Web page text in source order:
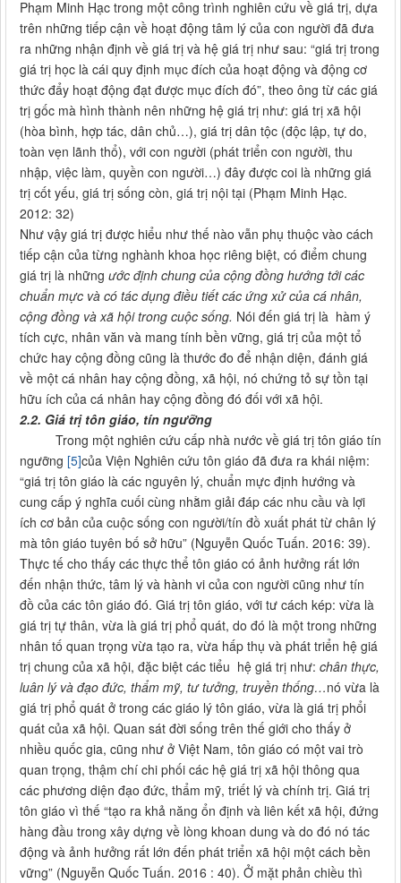
Phạm Minh Hạc trong một công trình nghiên cứu về giá trị, dựa
trên những tiếp cận về hoạt động tâm lý của con người đã đưa
ra những nhận định về giá trị và hệ giá trị như sau: “giá trị trong
giá trị học là cái quy định mục đích của hoạt động và động cơ
thức đẩy hoạt động đạt được mục đích đó”, theo ông từ các giá
trị gốc mà hình thành nên những hệ giá trị như: giá trị xã hội
(hòa bình, hợp tác, dân chủ…), giá trị dân tộc (độc lập, tự do,
toàn vẹn lãnh thổ), với con người (phát triển con người, thu
nhập, việc làm, quyền con người…) đây được coi là những giá
trị cốt yếu, giá trị sống còn, giá trị nội tại (Phạm Minh Hạc.
2012: 32)
Như vậy giá trị được hiểu như thế nào vẫn phụ thuộc vào cách
tiếp cận của từng nghành khoa học riêng biệt, có điểm chung
giá trị là những ước định chung của cộng đồng hướng tới các
chuẩn mực và có tác dụng điều tiết các ứng xử của cá nhân,
cộng đồng và xã hội trong cuộc sống. Nói đến giá trị là hàm ý
tích cực, nhân văn và mang tính bền vững, giá trị của một tổ
chức hay cộng đồng cũng là thước đo để nhận diện, đánh giá
về một cá nhân hay cộng đồng, xã hội, nó chứng tỏ sự tồn tại
hữu ích của cá nhân hay cộng đồng đó đối với xã hội.
2.2. Giá trị tôn giáo, tín ngưỡng
Trong một nghiên cứu cấp nhà nước về giá trị tôn giáo tín
ngưỡng [5]của Viện Nghiên cứu tôn giáo đã đưa ra khái niệm:
“giá trị tôn giáo là các nguyên lý, chuẩn mực định hướng và
cung cấp ý nghĩa cuối cùng nhằm giải đáp các nhu cầu và lợi
ích cơ bản của cuộc sống con người/tín đồ xuất phát từ chân lý
mà tôn giáo tuyên bố sở hữu” (Nguyễn Quốc Tuấn. 2016: 39).
Thực tế cho thấy các thực thể tôn giáo có ảnh hưởng rất lớn
đến nhận thức, tâm lý và hành vi của con người cũng như tín
đồ của các tôn giáo đó. Giá trị tôn giáo, với tư cách kép: vừa là
giá trị tự thân, vừa là giá trị phổ quát, do đó là một trong những
nhân tố quan trọng vừa tạo ra, vừa hấp thụ và phát triển hệ giá
trị chung của xã hội, đặc biệt các tiểu hệ giá trị như: chân thực,
luân lý và đạo đức, thẩm mỹ, tư tưởng, truyền thống…nó vừa là
giá trị phổ quát ở trong các giáo lý tôn giáo, vừa là giá trị phổi
quát của xã hội. Quan sát đời sống trên thế giới cho thấy ở
nhiều quốc gia, cũng như ở Việt Nam, tôn giáo có một vai trò
quan trọng, thậm chí chi phối các hệ giá trị xã hội thông qua
các phương diện đạo đức, thẩm mỹ, triết lý và chính trị. Giá trị
tôn giáo vì thế “tạo ra khả năng ổn định và liên kết xã hội, đứng
hàng đầu trong xây dựng về lòng khoan dung và do đó nó tác
động và ảnh hưởng rất lớn đến phát triển xã hội một cách bền
vững” (Nguyễn Quốc Tuấn. 2016 : 40). Ở mặt phản chiều thì